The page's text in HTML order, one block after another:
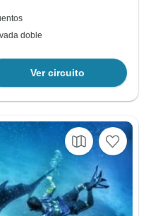
doble
Ver circuito